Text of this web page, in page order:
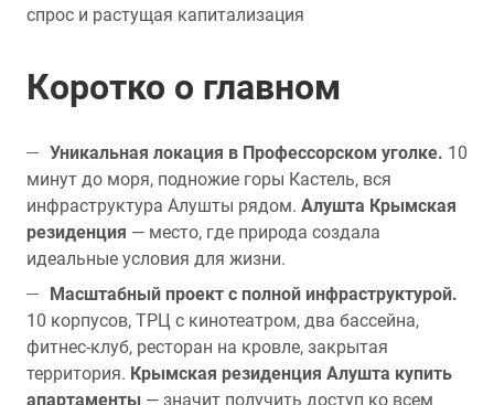
спрос и растущая капитализация
Коротко о главном
Уникальная локация в Профессорском уголке. 10
минут до моря, подножие горы Кастель, вся
инфраструктура Алушты рядом. Алушта Крымская
резиденция — место, где природа создала
идеальные условия для жизни.
Масштабный проект с полной инфраструктурой.
10 корпусов, ТРЦ с кинотеатром, два бассейна,
фитнес-клуб, ресторан на кровле, закрытая
территория. Крымская резиденция Алушта купить
апартаменты — значит получить доступ ко всем